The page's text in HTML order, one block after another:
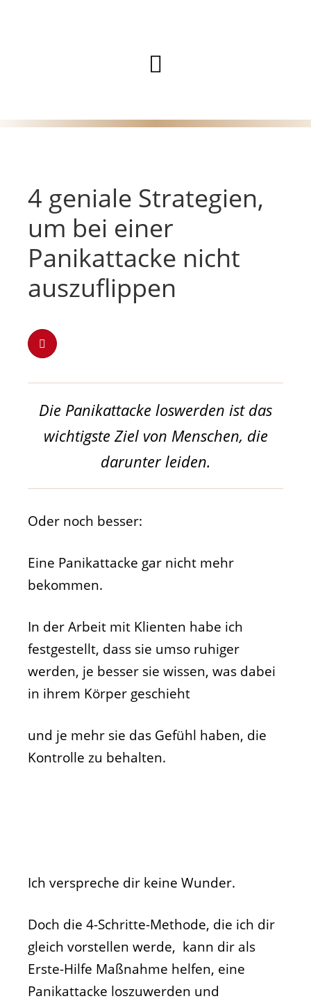
Hauptmenü
4 geniale Strategien,
um bei einer
Panikattacke nicht
auszuflippen
Die Panikattacke loswerden ist das
wichtigste Ziel von Menschen, die
darunter leiden.
Oder noch besser:
Eine Panikattacke gar nicht mehr
bekommen.
In der Arbeit mit Klienten habe ich
festgestellt, dass sie umso ruhiger
werden, je besser sie wissen, was dabei
in ihrem Körper geschieht
und je mehr sie das Gefühl haben, die
Kontrolle zu behalten.
Ich verspreche dir keine Wunder.
Doch die 4-Schritte-Methode, die ich dir
gleich vorstellen werde, kann dir als
Erste-Hilfe Maßnahme helfen, eine
Panikattacke loszuwerden und